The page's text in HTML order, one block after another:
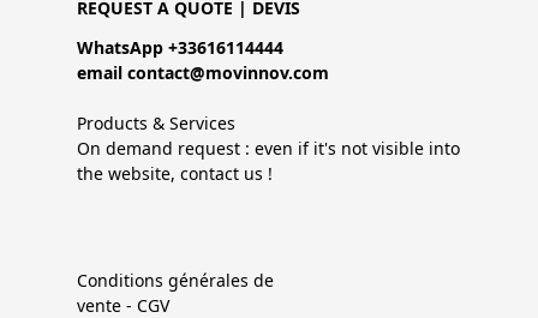
REQUEST A QUOTE | DEVIS
WhatsApp +33616114444
email contact@movinnov.com
Products & Services
On demand request : even if it's not visible into
the website, contact us !
Conditions générales de
vente - CGV